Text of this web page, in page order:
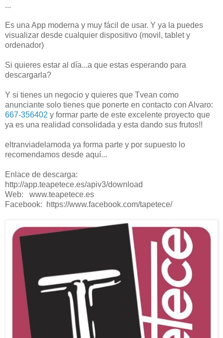
...
Es una App moderna y muy fácil de usar. Y ya la puedes
visualizar desde cualquier dispositivo (movil, tablet y
ordenador)
Si quieres estar al día...a que estas esperando para
descargarla?
Y si tienes un negocio y quieres que Tvean como
anunciante solo tienes que ponerte en contacto con Alvaro:
667-356402 y formar parte de este excelente proyecto que
ya es una realidad consolidada y esta dando sus frutos!!
eltranviadelamoda ya forma parte y por supuesto lo
recomendamos desde aquí...
Enlace de descarga:
http://app.teapetece.es/apiv3/download
Web: www.teapetece.es
Facebook: https://www.facebook.com/tapetece/